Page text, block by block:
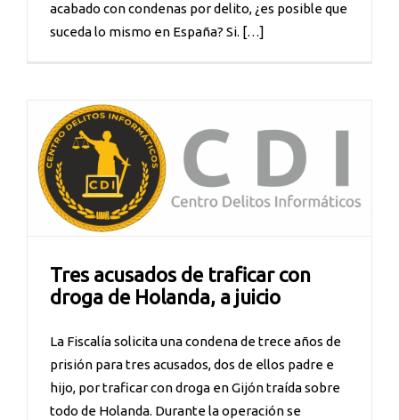
acabado con condenas por delito, ¿es posible que
suceda lo mismo en España? Si. […]
Tres acusados de traficar con
droga de Holanda, a juicio
La Fiscalía solicita una condena de trece años de
prisión para tres acusados, dos de ellos padre e
hijo, por traficar con droga en Gijón traída sobre
todo de Holanda. Durante la operación se